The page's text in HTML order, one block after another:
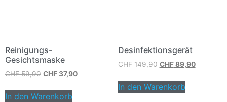
Reinigungs-
Gesichtsmaske
CHF59,90 CHF 37,90
In den Warenkorb
Desinfektionsgerät
CHF149,90 CHF89,90
In den Warenkorb